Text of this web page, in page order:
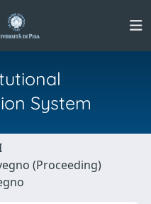
System
(Proceeding)